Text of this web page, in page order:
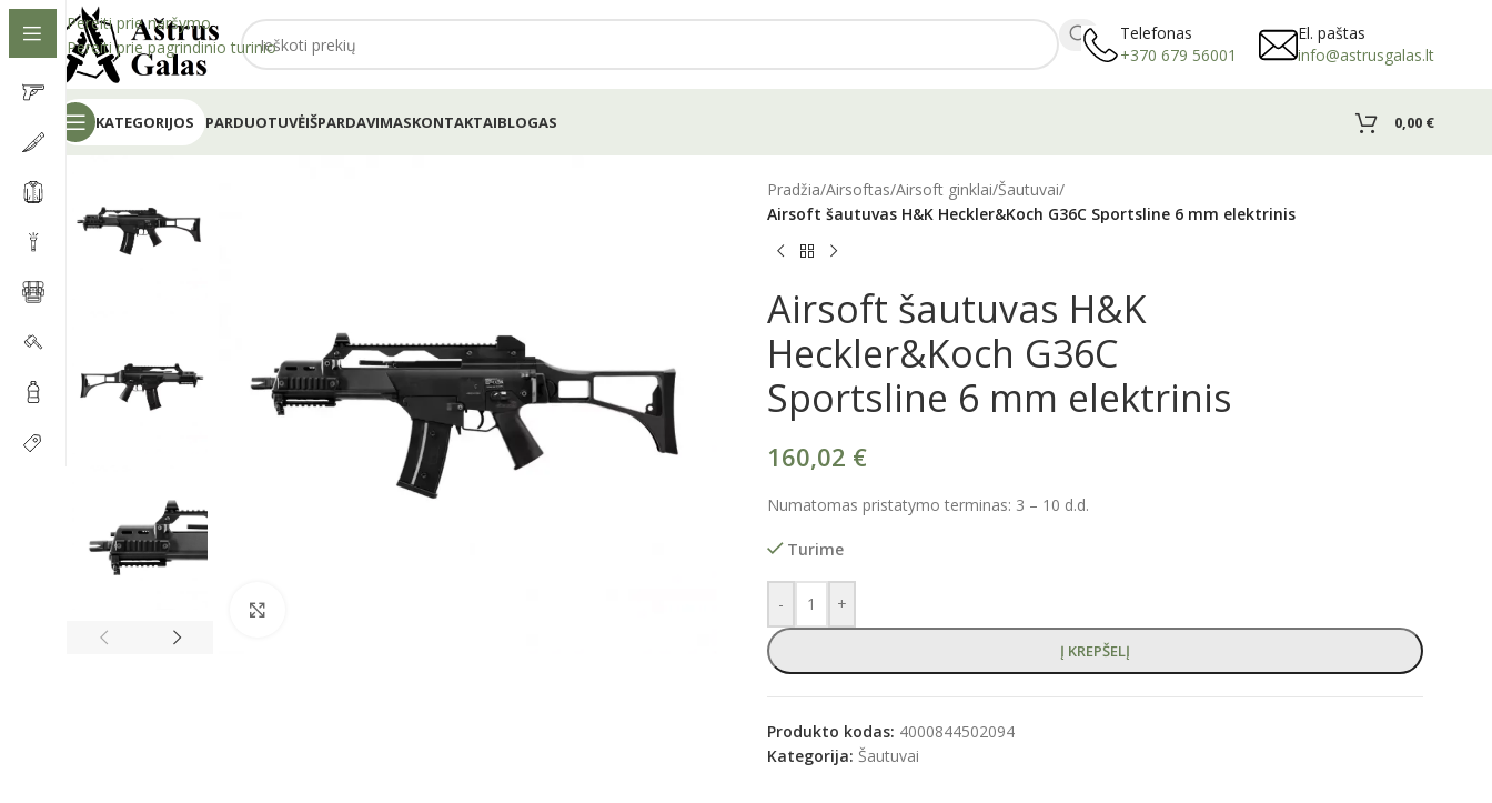
Pereiti prie naršymo
Pereiti prie pagrindinio turinio
Telefonas
+370 679 56001
El. paštas
info@astrusgalas.lt
KATEGORIJOS PARDUOTUVĖIŠPARDAVIMASKONTAKTAIBLOGAS 0,00 €
Pradžia/Airsoftas/Airsoft ginklai/Šautuvai/
Airsoft šautuvas H&K Heckler&Koch G36C Sportsline 6 mm elektrinis
Airsoft šautuvas H&K
Heckler&Koch G36C
Sportsline 6 mm elektrinis
160,02 €
Numatomas pristatymo terminas: 3 – 10 d.d.
Turime
- +
Į KREPŠELĮ
Produkto kodas: 4000844502094
Kategorija: Šautuvai